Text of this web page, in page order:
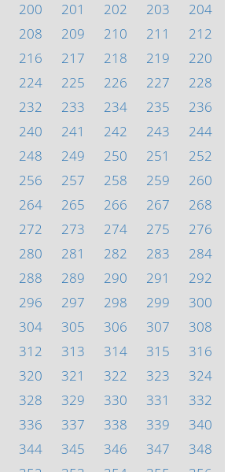
200 201 202 203
204
208 209 210 211
212
216 217 218 219
220
224 225 226 227
228
232 233 234 235
236
240 241 242 243
244
248 249 250 251
252
256 257 258 259
260
264 265 266 267
268
272 273 274 275
276
280 281 282 283
284
288 289 290 291
292
296 297 298 299
300
304 305 306 307
308
312 313 314 315
316
320 321 322 323
324
328 329 330 331
332
336 337 338 339
340
344 345 346 347
348